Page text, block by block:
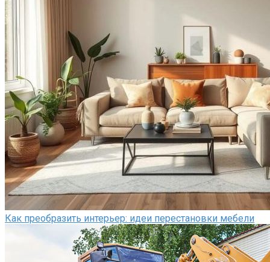
Как преобразить интерьер: идеи перестановки мебели